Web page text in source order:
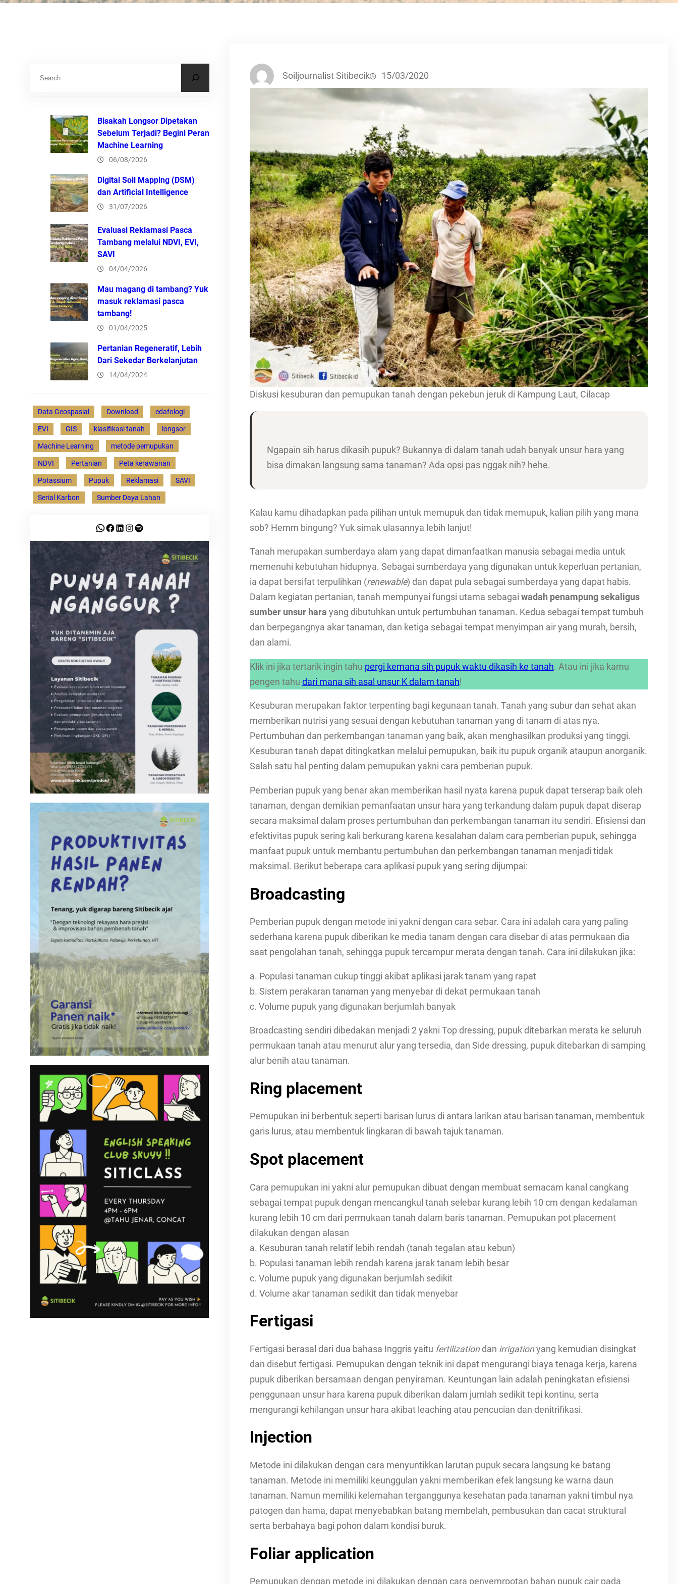
Bisakah Longsor Dipetakan
Sebelum Terjadi? Begini Peran
Machine Learning
06/08/2026
Digital Soil Mapping (DSM)
dan Artificial Intelligence
31/07/2026
Evaluasi Reklamasi Pasca
Tambang melalui NDVI, EVI,
SAVI
04/04/2026
Mau magang di tambang? Yuk
masuk reklamasi pasca
tambang!
01/04/2025
Pertanian Regeneratif, Lebih
Dari Sekedar Berkelanjutan
14/04/2024
Data Geospasial Download edafologi
EVI GIS klasifikasi tanah longsor
Machine Learning metode pemupukan
NDVI Pertanian Peta kerawanan
Potassium Pupuk Reklamasi SAVI
Serial Karbon Sumber Daya Lahan
WhatsApp Facebook LinkedIn Instagram Spotify
Soiljournalist Sitibecik 15/03/2020
Diskusi kesuburan dan pemupukan tanah dengan pekebun jeruk di Kampung Laut, Cilacap
Ngapain sih harus dikasih pupuk? Bukannya di dalam tanah udah banyak unsur hara yang
bisa dimakan langsung sama tanaman? Ada opsi pas nggak nih? hehe.
Kalau kamu dihadapkan pada pilihan untuk memupuk dan tidak memupuk, kalian pilih yang mana
sob? Hemm bingung? Yuk simak ulasannya lebih lanjut!
Tanah merupakan sumberdaya alam yang dapat dimanfaatkan manusia sebagai media untuk
memenuhi kebutuhan hidupnya. Sebagai sumberdaya yang digunakan untuk keperluan pertanian,
ia dapat bersifat terpulihkan (renewable) dan dapat pula sebagai sumberdaya yang dapat habis.
Dalam kegiatan pertanian, tanah mempunyai fungsi utama sebagai wadah penampung sekaligus
sumber unsur hara yang dibutuhkan untuk pertumbuhan tanaman. Kedua sebagai tempat tumbuh
dan berpegangnya akar tanaman, dan ketiga sebagai tempat menyimpan air yang murah, bersih,
dan alami.
Klik ini jika tertarik ingin tahu pergi kemana sih pupuk waktu dikasih ke tanah. Atau ini jika kamu
pengen tahu dari mana sih asal unsur K dalam tanah!
Kesuburan merupakan faktor terpenting bagi kegunaan tanah. Tanah yang subur dan sehat akan
memberikan nutrisi yang sesuai dengan kebutuhan tanaman yang di tanam di atas nya.
Pertumbuhan dan perkembangan tanaman yang baik, akan menghasilkan produksi yang tinggi.
Kesuburan tanah dapat ditingkatkan melalui pemupukan, baik itu pupuk organik ataupun anorganik.
Salah satu hal penting dalam pemupukan yakni cara pemberian pupuk.
Pemberian pupuk yang benar akan memberikan hasil nyata karena pupuk dapat terserap baik oleh
tanaman, dengan demikian pemanfaatan unsur hara yang terkandung dalam pupuk dapat diserap
secara maksimal dalam proses pertumbuhan dan perkembangan tanaman itu sendiri. Efisiensi dan
efektivitas pupuk sering kali berkurang karena kesalahan dalam cara pemberian pupuk, sehingga
manfaat pupuk untuk membantu pertumbuhan dan perkembangan tanaman menjadi tidak
maksimal. Berikut beberapa cara aplikasi pupuk yang sering dijumpai:
Broadcasting
Pemberian pupuk dengan metode ini yakni dengan cara sebar. Cara ini adalah cara yang paling
sederhana karena pupuk diberikan ke media tanam dengan cara disebar di atas permukaan dia
saat pengolahan tanah, sehingga pupuk tercampur merata dengan tanah. Cara ini dilakukan jika:
a. Populasi tanaman cukup tinggi akibat aplikasi jarak tanam yang rapat
b. Sistem perakaran tanaman yang menyebar di dekat permukaan tanah
c. Volume pupuk yang digunakan berjumlah banyak
Broadcasting sendiri dibedakan menjadi 2 yakni Top dressing, pupuk ditebarkan merata ke seluruh
permukaan tanah atau menurut alur yang tersedia, dan Side dressing, pupuk ditebarkan di samping
alur benih atau tanaman.
Ring placement
Pemupukan ini berbentuk seperti barisan lurus di antara larikan atau barisan tanaman, membentuk
garis lurus, atau membentuk lingkaran di bawah tajuk tanaman.
Spot placement
Cara pemupukan ini yakni alur pemupukan dibuat dengan membuat semacam kanal cangkang
sebagai tempat pupuk dengan mencangkul tanah selebar kurang lebih 10 cm dengan kedalaman
kurang lebih 10 cm dari permukaan tanah dalam baris tanaman. Pemupukan pot placement
dilakukan dengan alasan
a. Kesuburan tanah relatif lebih rendah (tanah tegalan atau kebun)
b. Populasi tanaman lebih rendah karena jarak tanam lebih besar
c. Volume pupuk yang digunakan berjumlah sedikit
d. Volume akar tanaman sedikit dan tidak menyebar
Fertigasi
Fertigasi berasal dari dua bahasa Inggris yaitu fertilization dan irrigationyang kemudian disingkat
dan disebut fertigasi. Pemupukan dengan teknik ini dapat mengurangi biaya tenaga kerja, karena
pupuk diberikan bersamaan dengan penyiraman. Keuntungan lain adalah peningkatan efisiensi
penggunaan unsur hara karena pupuk diberikan dalam jumlah sedikit tepi kontinu, serta
mengurangi kehilangan unsur hara akibat leaching atau pencucian dan denitrifikasi.
Injection
Metode ini dilakukan dengan cara menyuntikkan larutan pupuk secara langsung ke batang
tanaman. Metode ini memiliki keunggulan yakni memberikan efek langsung ke warna daun
tanaman. Namun memiliki kelemahan terganggunya kesehatan pada tanaman yakni timbul nya
patogen dan hama, dapat menyebabkan batang membelah, pembusukan dan cacat struktural
serta berbahaya bagi pohon dalam kondisi buruk.
Foliar application
Pemupukan dengan metode ini dilakukan dengan cara penyemrpotan bahan pupuk cair pada